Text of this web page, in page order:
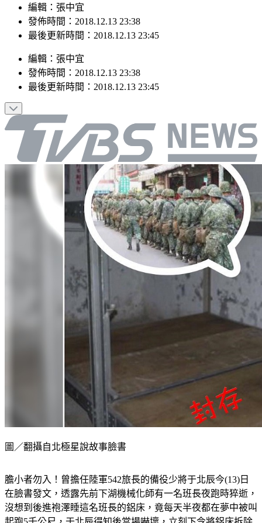
發佈時間：2018.12.13 23:38
最後更新時間：2018.12.13 23:45
發佈時間：2018.12.13 23:38
最後更新時間：2018.12.13 23:45
在臉書發文，透露先前下湖機械化師有一名班長夜跑時猝逝，
沒想到後進袍澤睡這名班長的鋁床，竟每天半夜都在夢中被叫
起跑5千公尺，于北辰得知後當場嚇壞，立刻下令將鋁床拆除